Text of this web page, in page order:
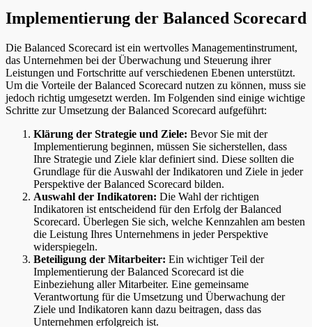
Implementierung der Balanced Scorecard
Die Balanced Scorecard ist ein wertvolles Managementinstrument,
das Unternehmen bei der Überwachung und Steuerung ihrer
Leistungen und Fortschritte auf verschiedenen Ebenen unterstützt.
Um die Vorteile der Balanced Scorecard nutzen zu können, muss sie
jedoch richtig umgesetzt werden. Im Folgenden sind einige wichtige
Schritte zur Umsetzung der Balanced Scorecard aufgeführt:
Klärung der Strategie und Ziele: Bevor Sie mit der
Implementierung beginnen, müssen Sie sicherstellen, dass
Ihre Strategie und Ziele klar definiert sind. Diese sollten die
Grundlage für die Auswahl der Indikatoren und Ziele in jeder
Perspektive der Balanced Scorecard bilden.
Auswahl der Indikatoren: Die Wahl der richtigen
Indikatoren ist entscheidend für den Erfolg der Balanced
Scorecard. Überlegen Sie sich, welche Kennzahlen am besten
die Leistung Ihres Unternehmens in jeder Perspektive
widerspiegeln.
Beteiligung der Mitarbeiter: Ein wichtiger Teil der
Implementierung der Balanced Scorecard ist die
Einbeziehung aller Mitarbeiter. Eine gemeinsame
Verantwortung für die Umsetzung und Überwachung der
Ziele und Indikatoren kann dazu beitragen, dass das
Unternehmen erfolgreich ist.